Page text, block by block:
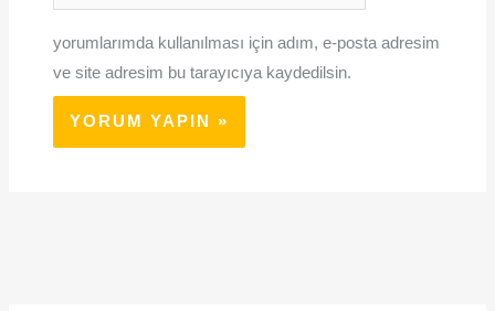
sitesi
yorumlarımda kullanılması için adım, e-posta adresim
ve site adresim bu tarayıcıya kaydedilsin.